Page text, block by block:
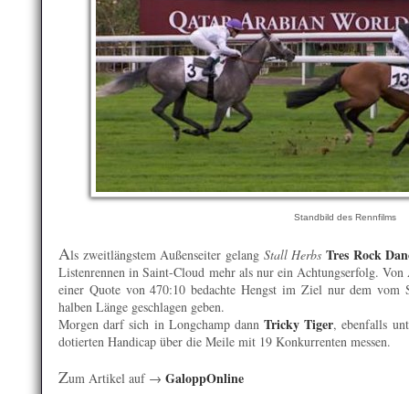
Standbild des Rennfilms
Als zweitlängstem Außenseiter gelang Stall Herbs Tres Rock
Listenrennen in Saint-Cloud mehr als nur ein Achtungserfolg. Von
einer Quote von 470:10 bedachte Hengst im Ziel nur dem vom
halben Länge geschlagen geben.
Morgen darf sich in Longchamp dannTricky Tiger, ebenfalls
dotierten Handicap über die Meile mit 19 Konkurrenten messen.
Zum Artikel auf → GaloppOnline